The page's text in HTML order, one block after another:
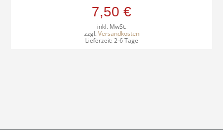
7,50 €
inkl. MwSt.
zzgl.Versandkosten
Lieferzeit:2-6 Tage